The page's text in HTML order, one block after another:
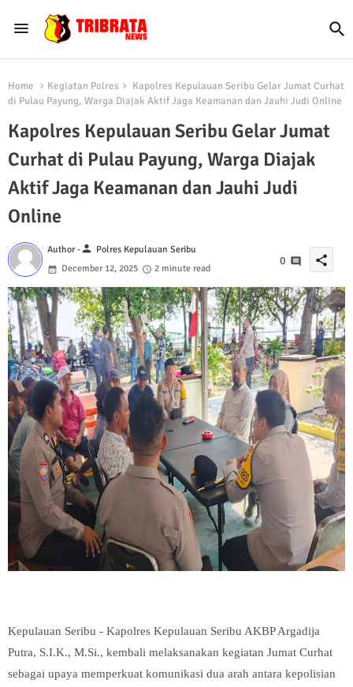
Home Kegiatan Polres
Kapolres Kepulauan Seribu Gelar Jumat Curhat
di Pulau Payung, Warga Diajak Aktif Jaga Keamanan dan Jauhi Judi Online
Kapolres Kepulauan Seribu Gelar Jumat
Curhat di Pulau Payung, Warga Diajak
Aktif Jaga Keamanan dan Jauhi Judi
Online
Author -person Polres Kepulauan Seribu
December 12, 2025
2 minute read
0 share
Kepulauan Seribu - Kapolres Kepulauan Seribu AKBP Argadija
Putra, S.I.K., M.Si., kembali melaksanakan kegiatan Jumat Curhat
sebagai upaya memperkuat komunikasi dua arah antara kepolisian